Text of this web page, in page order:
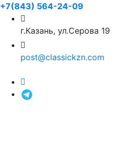
+7(843) 564-24-09
г.Казань, ул.Серова 19
post@classickzn.com